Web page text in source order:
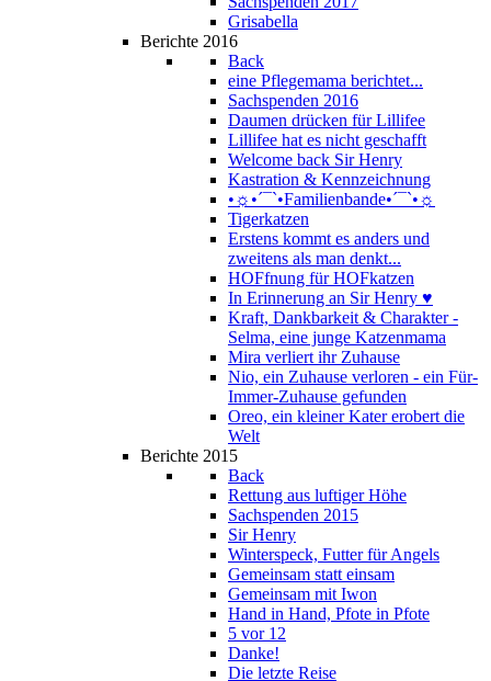
Grisabella
Berichte 2016
Back
eine Pflegemama berichtet...
Sachspenden 2016
Daumen drücken für Lillifee
Lillifee hat es nicht geschafft
Welcome back Sir Henry
Kastration & Kennzeichnung
•☼•´¯`•Familienbande•´¯`•☼
Tigerkatzen
Erstens kommt es anders und
zweitens als man denkt...
HOFfnung für HOFkatzen
In Erinnerung an Sir Henry ♥
Kraft, Dankbarkeit & Charakter -
Selma, eine junge Katzenmama
Mira verliert ihr Zuhause
Nio, ein Zuhause verloren - ein Für-
Immer-Zuhause gefunden
Oreo, ein kleiner Kater erobert die
Welt
Berichte 2015
Back
Rettung aus luftiger Höhe
Sachspenden 2015
Sir Henry
Winterspeck, Futter für Angels
Gemeinsam statt einsam
Gemeinsam mit Iwon
Hand in Hand, Pfote in Pfote
5 vor 12
Danke!
Die letzte Reise